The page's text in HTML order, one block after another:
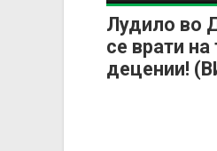
Лудило во
се врати на
децении!